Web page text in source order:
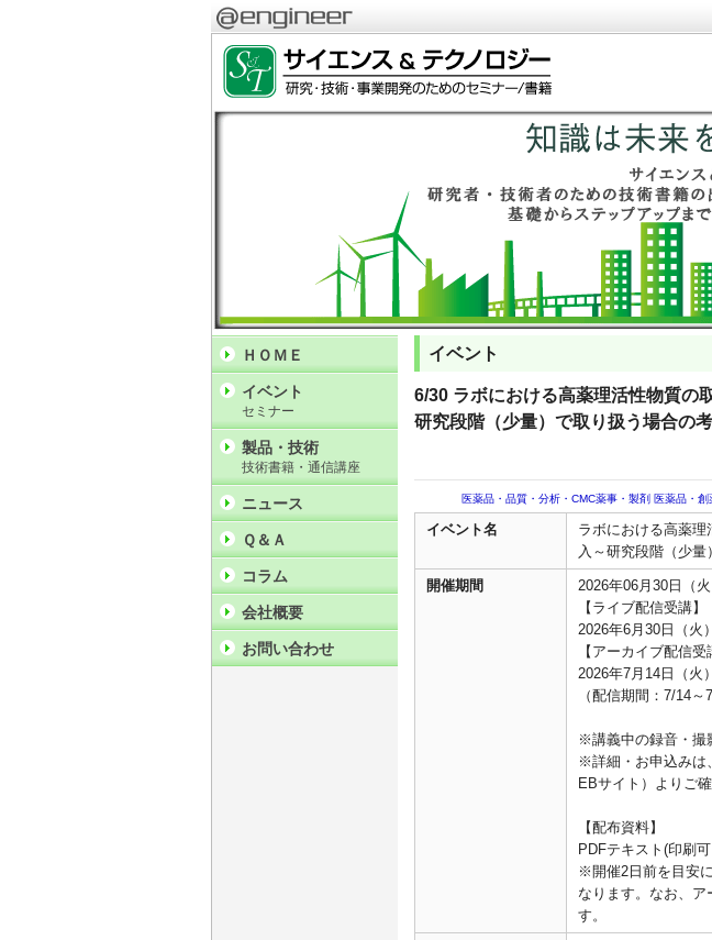
イベント
6/30 ラボにおける高薬理活性物質の
研究段階（少量）で取り扱う場合の
医薬品・品質・分析・CMC薬事・製剤 医薬品・創
イベント名
ラボにおける高薬
入～研究段階（少
開催期間
2026年06月30日（
【ライブ配信受講】
2026年6月30日（火
【アーカイブ配信受
2026年7月14日（火
（配信期間：7/14～
※講義中の録音・撮
※詳細・お申込みは
EBサイト）よりご確
【配布資料】
PDFテキスト(印刷
※開催2日前を目安
なります。なお、ア
す。
ＨＯＭＥ
イベント
セミナー
製品・技術
技術書籍・通信講座
ニュース
Ｑ＆Ａ
コラム
会社概要
お問い合わせ